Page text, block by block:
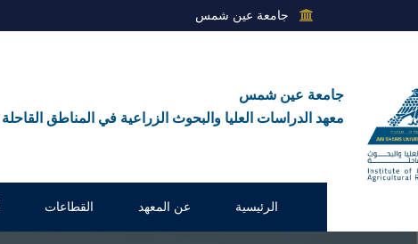
جامعة عين شمس
جامعة عين شمس
معهد الدراسات العليا والبحوث الزراعية في المناطق القاحلة
الرئيسية عن المعهد القطاعات